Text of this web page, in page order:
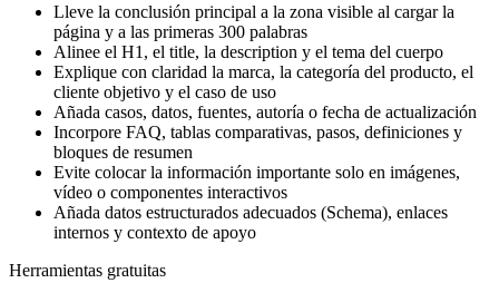
Lleve la conclusión principal a la zona visible al cargar la
página y a las primeras 300 palabras
Alinee el H1, el title, la description y el tema del cuerpo
Explique con claridad la marca, la categoría del producto, el
cliente objetivo y el caso de uso
Añada casos, datos, fuentes, autoría o fecha de actualización
Incorpore FAQ, tablas comparativas, pasos, definiciones y
bloques de resumen
Evite colocar la información importante solo en imágenes,
vídeo o componentes interactivos
Añada datos estructurados adecuados (Schema), enlaces
internos y contexto de apoyo
Herramientas gratuitas